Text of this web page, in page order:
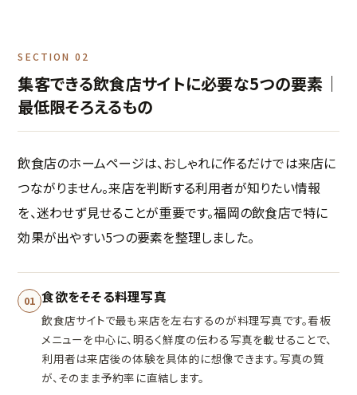
SECTION 02
集客できる飲食店サイトに必要な5つの要素｜
最低限そろえるもの
飲食店のホームページは、おしゃれに作るだけでは来店に
つながりません。来店を判断する利用者が知りたい情報
を、迷わせず見せることが重要です。福岡の飲食店で特に
効果が出やすい5つの要素を整理しました。
01 食欲をそそる料理写真
飲食店サイトで最も来店を左右するのが料理写真です。看板
メニューを中心に、明るく鮮度の伝わる写真を載せることで、
利用者は来店後の体験を具体的に想像できます。写真の質
が、そのまま予約率に直結します。